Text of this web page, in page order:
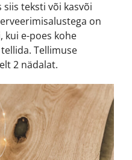
teksti või kasvõi
on
kui e-poes kohe
Tellimuse
2 nädalat.